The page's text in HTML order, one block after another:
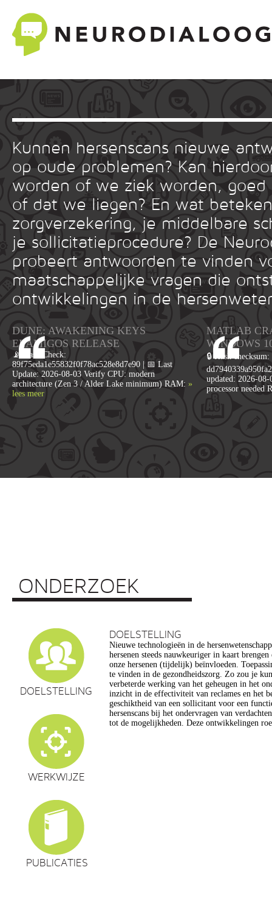
Kunnen hersenscans nieuwe
op oude problemen? Kan
worden of we ziek worden, goed
of dat we liegen? En wat
zorgverzekering, je middelbare
je sollicitatieprocedure? De
probeert antwoorden te vinden
maatschappelijke vragen die
ontwikkelingen in de
DUNE: AWAKENING KEYS
ELAMIGOS RELEASE
📡 Hash Check:
89f75eda1e55832f0f78ac528e8d7e90 | 📅 Last
Update: 2026-08-03 Verify CPU: modern
architecture (Zen 3 / Alder Lake minimum) RAM: »
lees meer
MATLAB
WINDOWS
🔒 Hash checksum:
updated: 2026-
processor
ONDERZOEK
DOELSTELLING
WERKWIJZE
PUBLICATIES
DOELSTELLING
Nieuwe technologieën in de
hersenen steeds nauwkeuriger in kaart
onze hersenen (tijdelijk) beïnvloeden.
te vinden in de gezondheidszorg. Zo zou je
verbeterde werking van het geheugen in het
inzicht in de effectiviteit van reclames en het
geschiktheid van een sollicitant voor een
hersenscans bij het ondervragen van
tot de mogelijkheden. Deze ontwikkelingen
vragen op, onder meer op het gebied van de
privacy, gelijkheid, stigmatisering),
en veranderingen in ons normen en waarden
commerciële toepassing van een aantal van
een extra reden voor zorg. Het doel van dit
maatschappelijk verantwoorde ontwikkeling van
de hersenwetenschappen te realiseren,